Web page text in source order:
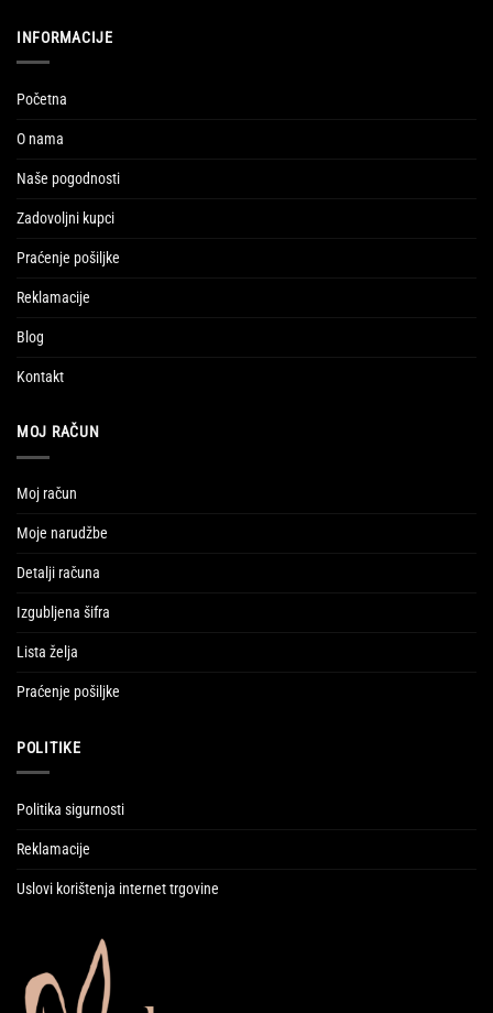
INFORMACIJE
Početna
O nama
Naše pogodnosti
Zadovoljni kupci
Praćenje pošiljke
Reklamacije
Blog
Kontakt
MOJ RAČUN
Moj račun
Moje narudžbe
Detalji računa
Izgubljena šifra
Lista želja
Praćenje pošiljke
POLITIKE
Politika sigurnosti
Reklamacije
Uslovi korištenja internet trgovine